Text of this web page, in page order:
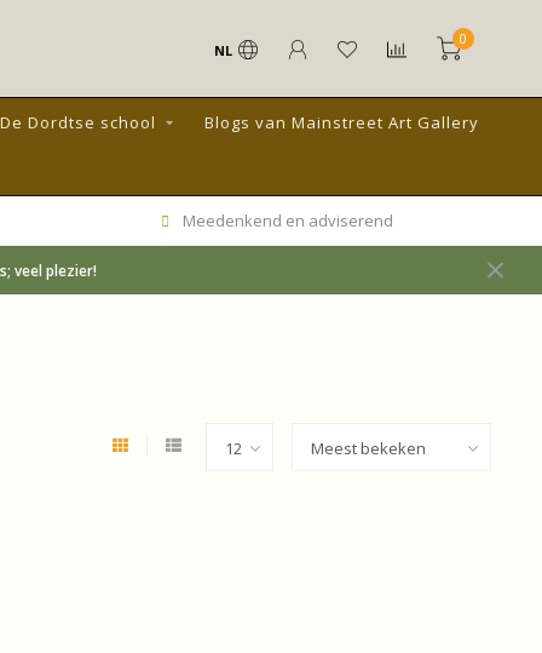
NL
0
De Dordtse school Blogs van Mainstreet Art Gallery
Meedenkend en adviserend
veel plezier!